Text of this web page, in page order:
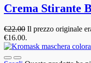
Crema Stirante
€22.00 Il prezzo originale
€16.00.